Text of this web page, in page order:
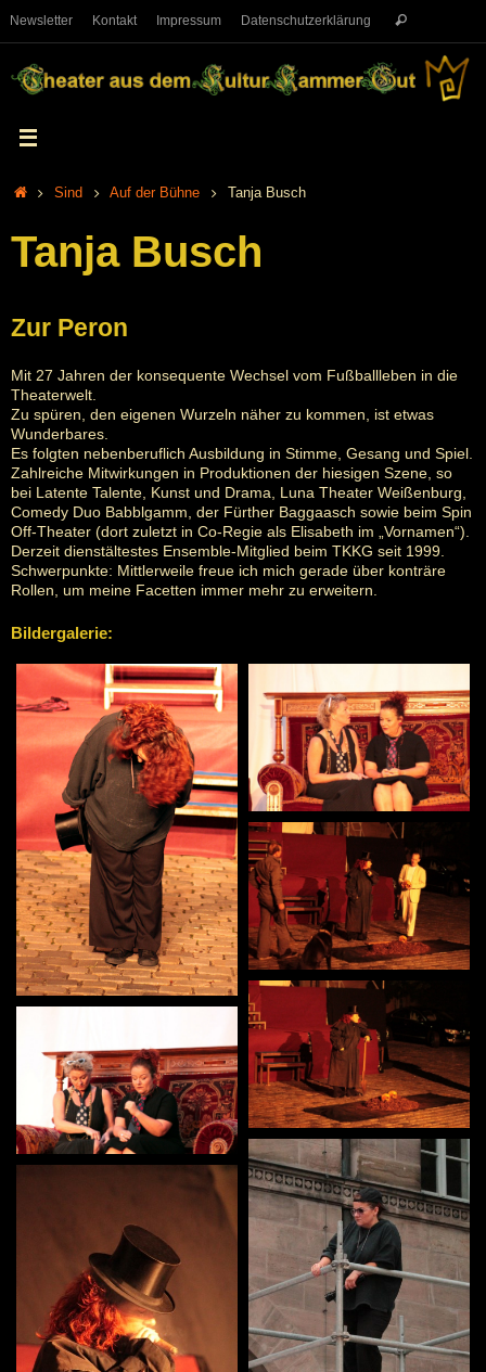
Newsletter Kontakt Impressum Datenschutzerklärung
Sind Auf der Bühne Tanja Busch
Tanja Busch
Zur Peron
Mit 27 Jahren der konsequente Wechsel vom Fußballleben in die
Theaterwelt.
Zu spüren, den eigenen Wurzeln näher zu kommen, ist etwas
Wunderbares.
Es folgten nebenberuflich Ausbildung in Stimme, Gesang und Spiel.
Zahlreiche Mitwirkungen in Produktionen der hiesigen Szene, so
bei Latente Talente, Kunst und Drama, Luna Theater Weißenburg,
Comedy Duo Babblgamm, der Fürther Baggaasch sowie beim Spin
Off-Theater (dort zuletzt in Co-Regie als Elisabeth im „Vornamen“).
Derzeit dienstältestes Ensemble-Mitglied beim TKKG seit 1999.
Schwerpunkte: Mittlerweile freue ich mich gerade über konträre
Rollen, um meine Facetten immer mehr zu erweitern.
Bildergalerie: